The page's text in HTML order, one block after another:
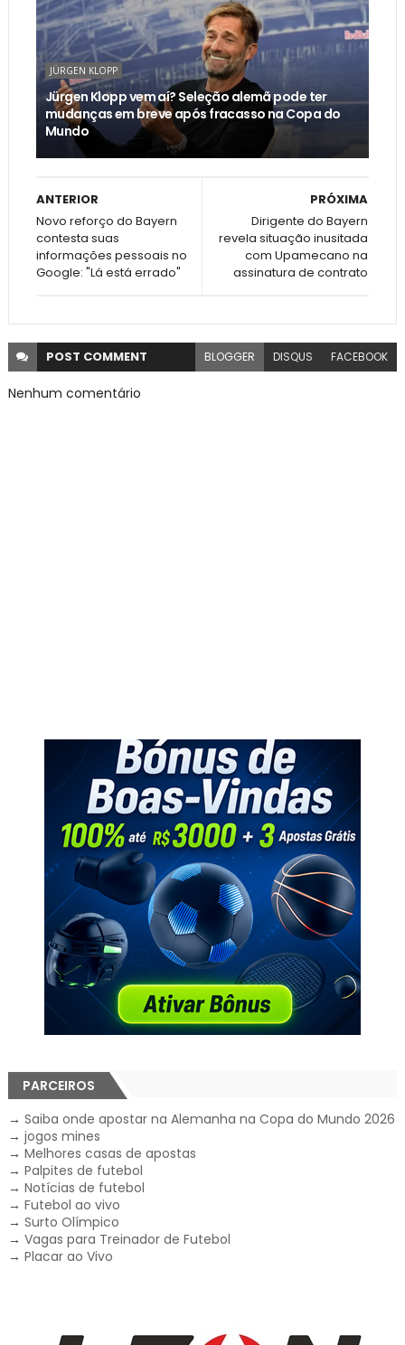
JÜRGEN KLOPP
Jürgen Klopp vem aí? Seleção alemã pode ter
mudanças em breve após fracasso na Copa do
Mundo
PRÓXIMA
Dirigente do Bayern
revela situação inusitada
com Upamecano na
assinatura de contrato
ANTERIOR
Novo reforço do Bayern
contesta suas
informações pessoais no
Google: "Lá está errado"
POST COMMENT BLOGGER DISQUS FACEBOOK
Nenhum comentário
PARCEIROS
→ Saiba onde apostar na Alemanha na Copa do Mundo 2026
→ jogos mines
→ Melhores casas de apostas
→ Palpites de futebol
→ Notícias de futebol
→ Futebol ao vivo
→ Surto Olímpico
→ Vagas para Treinador de Futebol
→ Placar ao Vivo